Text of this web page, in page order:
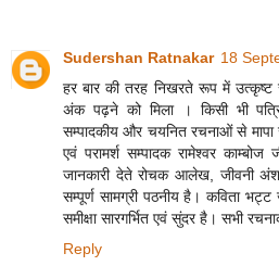
Sudershan Ratnakar 18
हर बार की तरह निखरते रूप में
अंक पढ़ने को मिला । किसी भी
सम्पादकीय और चयनित रचनाओं से मापा
एवं परामर्श सम्पादक रामेश्वर
जानकारी देते रोचक आलेख, जीवनी
सम्पूर्ण सामग्री पठनीय है। कविता भट्ट
समीक्षा सारगर्भित एवं सुंदर है। सभी
Reply